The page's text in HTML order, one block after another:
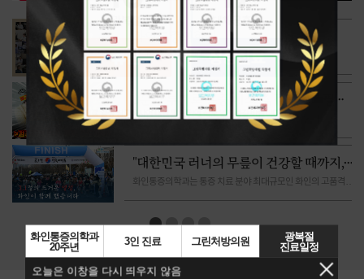
화인통증의학과
화인통증의학과 역사
3분⏰ 투자로 통증 해소, 직장인🧑‍💼필수
목 어깨 운동법!!
화인통증의학과는 통증 치료 분야 최대규모인 화인의
고품격 의료서비스로 단순 치료를 넘어 환자분들의 삶의
질까지
높여드리도록 노력하겠습니다.
감사합니다. 오늘도 I'm Fine!
"대한민국 러너의 무릎이 건강할 때까지,
화인이 함께합니다!"
화인통증의학과는 통증 치료 분야 최대규모인 화인의 고품격
모르면 평생 후회하는 통증 전문 병원,
전부 알려드립니다 | 통증의학과 |
화인통증의학과는 통증 치료 분야 최대규모인 화인의 고품격
의료서비스로 단순 치료를 넘어 환자분들의 삶의 질까지
높여드리도록 노력하겠습니다. 감사합니다. 오늘도 I'm Fine!
화인통증의학과
20주년
3인 진료 그린처방의원
광복절
진료일정
오늘은 이창을 다시 띄우지 않음